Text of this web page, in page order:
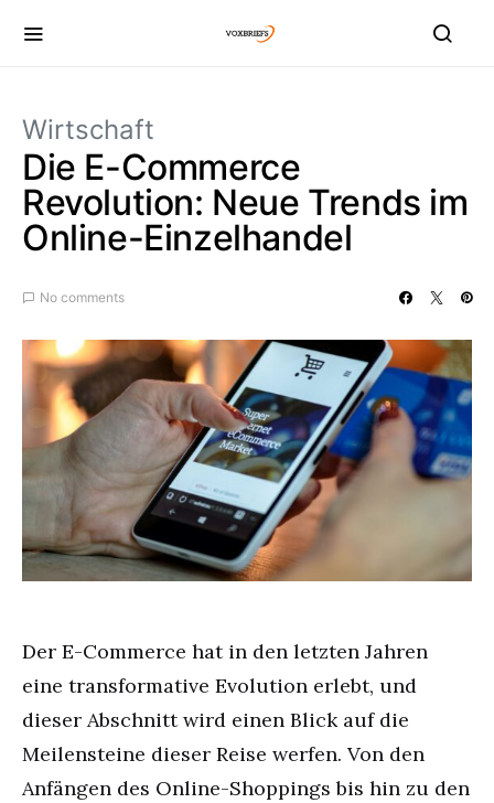
Wirtschaft
Die E-Commerce
Revolution: Neue Trends im
Online-Einzelhandel
No comments
Der E-Commerce hat in den letzten Jahren
eine transformative Evolution erlebt, und
dieser Abschnitt wird einen Blick auf die
Meilensteine dieser Reise werfen. Von den
Anfängen des Online-Shoppings bis hin zu den